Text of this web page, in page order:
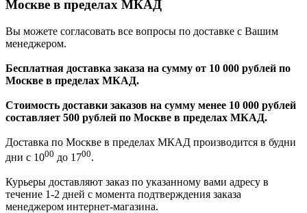
Москве в пределах МКАД
Вы можете согласовать все вопросы по доставке с Вашим
менеджером.
Бесплатная доставка заказа на сумму от 10 000 рублей по
Москве в пределах МКАД.
Стоимость доставки заказов на сумму менее 10 000 рублей
составляет 500 рублей по Москве в пределах МКАД.
Доставка по Москве в пределах МКАД производится в будни
дни с 1000 до 1700.
Курьеры доставляют заказ по указанному вами адресу в
течение 1-2 дней с момента подтверждения заказа
менеджером интернет-магазина.